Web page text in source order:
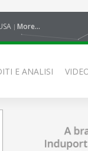
More...
E ANALISI